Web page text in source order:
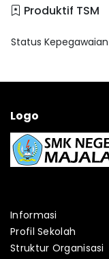
Produktif TSM
Status Kepegawaian
Logo
Informasi
Profil Sekolah
Struktur Organisasi